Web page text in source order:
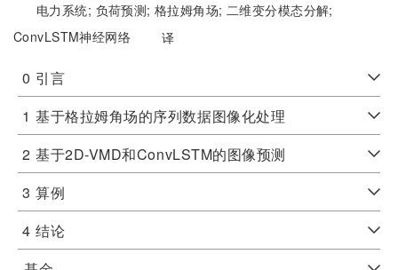
电力系统; 负荷预测;格拉姆角场;二维变分模态分解;
ConvLSTM神经网络
译
0 引言
1 基于格拉姆角场的序列数据图像化处理
2 基于2D-VMD和ConvLSTM的图像预测
3 算例
4 结论